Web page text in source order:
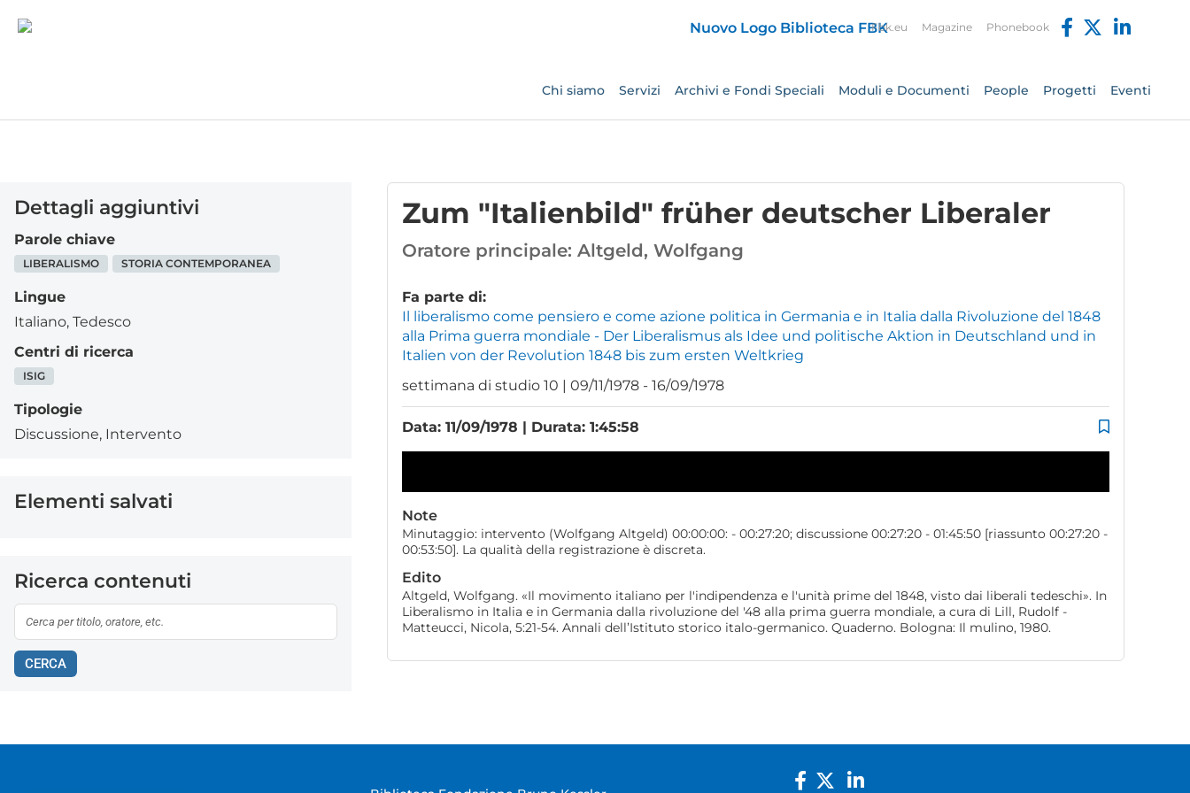
Fbk.eu Magazine Phonebook
Chi siamo Servizi Archivi e Fondi Speciali Moduli e Documenti People Progetti Eventi
Dettagli aggiuntivi
Parole chiave
LIBERALISMO STORIA CONTEMPORANEA
Lingue
Italiano, Tedesco
Centri di ricerca
ISIG
Tipologie
Discussione, Intervento
Elementi salvati
Ricerca contenuti
CERCA
Zum "Italienbild" früher deutscher Liberaler
Oratore principale: Altgeld, Wolfgang
Fa parte di:
Il liberalismo come pensiero e come azione politica in Germania e in Italia dalla Rivoluzione del 1848
alla Prima guerra mondiale - Der Liberalismus als Idee und politische Aktion in Deutschland und in
Italien von der Revolution 1848 bis zum ersten Weltkrieg
settimana di studio 10 | 09/11/1978 - 16/09/1978
Data: 11/09/1978 | Durata: 1:45:58
Note
Minutaggio: intervento (Wolfgang Altgeld) 00:00:00: - 00:27:20; discussione 00:27:20 - 01:45:50 [riassunto 00:27:20 -
00:53:50]. La qualità della registrazione è discreta.
Edito
Altgeld, Wolfgang. «Il movimento italiano per l'indipendenza e l'unità prime del 1848, visto dai liberali tedeschi». In
Liberalismo in Italia e in Germania dalla rivoluzione del '48 alla prima guerra mondiale, a cura di Lill, Rudolf -
Matteucci, Nicola, 5:21-54. Annali dell’Istituto storico italo-germanico. Quaderno. Bologna: Il mulino, 1980.